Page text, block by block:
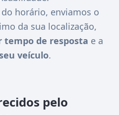
horário, enviamos o
da sua localização,
tempo de resposta e a
veículo.
pelo